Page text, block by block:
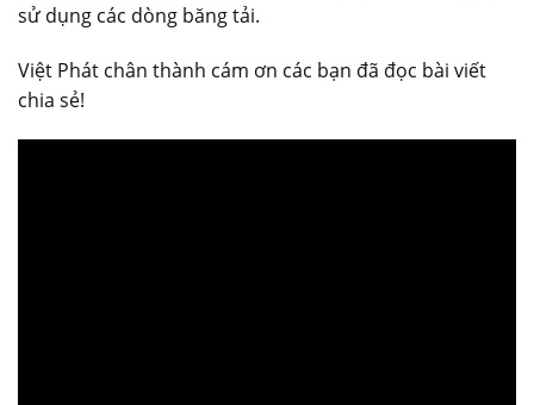
sử dụng các dòng băng tải.
Việt Phát chân thành cám ơn các bạn đã đọc bài viết
chia sẻ!